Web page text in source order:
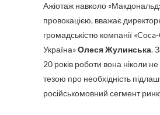
Ажіотаж навколо
провокацією, вважає директорка
громадськістю компанії
Україна»Олеся Жулинська.
20 років роботи вона ніколи
тезою про необхідність
російськомовний сегмент